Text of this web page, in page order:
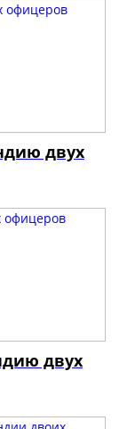
двух
двух